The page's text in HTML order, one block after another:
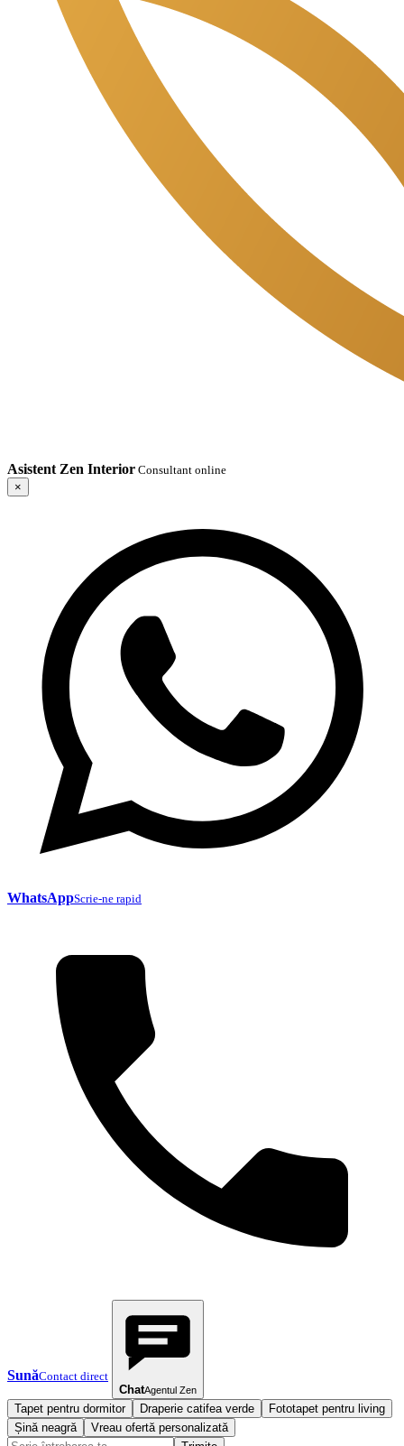
Asistent Zen Interior Consultant online
×
WhatsAppScrie-ne rapid
SunăContact direct
ChatAgentul Zen
Tapet pentru dormitor Draperie catifea verde
Fototapet pentru living
Șină neagră
Vreau ofertă personalizată